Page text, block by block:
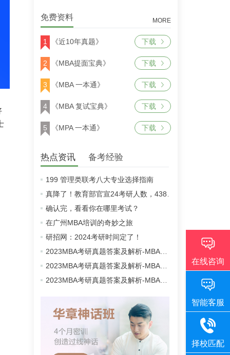
免费资料 MORE
1 《近10年真题》 下载
2 《MBA提面宝典》 下载
3 《MBA 一本通》 下载
4 《MBA 复试宝典》 下载
5 《MPA 一本通》 下载
热点资讯 备考经验
199 管理类联考八大专业选择指南
真降了！教育部官宣24考研人数，438万！
确认完，看看你在哪里考试？
在广州MBA培训的奇妙之旅
研招网：2024考研时间定了！
2023MBA考研真题答案及解析-MBA英语二真题解析（雄松华章文字版）
2023MBA考研真题答案及解析-MBA数学真题解析（雄松华章文字版）
2023MBA考研真题答案及解析-MBA逻辑真题解析（雄松华章文字版）